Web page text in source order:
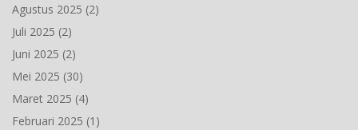
Agustus 2025 (2)
Juli 2025 (2)
Juni 2025 (2)
Mei 2025 (30)
Maret 2025 (4)
Februari 2025 (1)